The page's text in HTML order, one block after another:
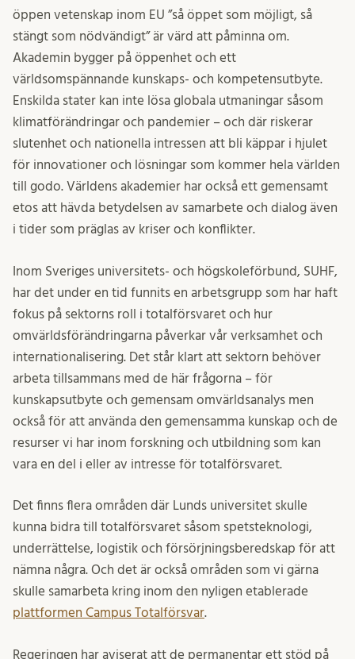
öppen vetenskap inom EU ”så öppet som möjligt, så
stängt som nödvändigt” är värd att påminna om.
Akademin bygger på öppenhet och ett
världsomspännande kunskaps- och kompetensutbyte.
Enskilda stater kan inte lösa globala utmaningar såsom
klimatförändringar och pandemier – och där riskerar
slutenhet och nationella intressen att bli käppar i hjulet
för innovationer och lösningar som kommer hela världen
till godo. Världens akademier har också ett gemensamt
etos att hävda betydelsen av samarbete och dialog även
i tider som präglas av kriser och konflikter.
Inom Sveriges universitets- och högskoleförbund, SUHF,
har det under en tid funnits en arbetsgrupp som har haft
fokus på sektorns roll i totalförsvaret och hur
omvärldsförändringarna påverkar vår verksamhet och
internationalisering. Det står klart att sektorn behöver
arbeta tillsammans med de här frågorna – för
kunskapsutbyte och gemensam omvärldsanalys men
också för att använda den gemensamma kunskap och de
resurser vi har inom forskning och utbildning som kan
vara en del i eller av intresse för totalförsvaret.
Det finns flera områden där Lunds universitet skulle
kunna bidra till totalförsvaret såsom spetsteknologi,
underrättelse, logistik och försörjningsberedskap för att
nämna några. Och det är också områden som vi gärna
skulle samarbeta kring inom den nyligen etablerade
plattformen Campus Totalförsvar.
Regeringen har aviserat att de permanentar ett stöd på